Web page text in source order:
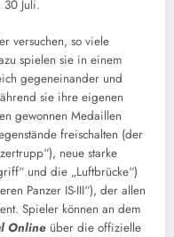
Juli.
versuchen, so viele
spielen sie in einem
gegeneinander und
sie ihre eigenen
gewonnen Medaillen
freischalten (der
neue starke
und die „Luftbrücke“)
Panzer IS-III“), der allen
Spieler können an dem
Online über die offizielle